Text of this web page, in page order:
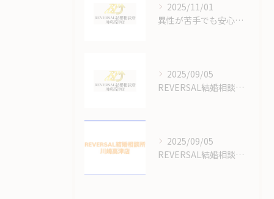
2025/11/01
異性が苦手でも安心できる結婚相談所のオンラインサポート体制
2025/09/05
REVERSAL結婚相談所川崎高津店の結婚相談所の料金はいくらかかるの？
2025/09/05
REVERSAL結婚相談所のサイトをリニューアルしてます！